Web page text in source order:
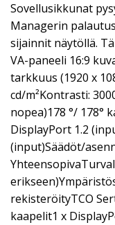
Sovellusikkunat
Managerin
sijainnit näytöllä.
VA-paneeli 16:9
tarkkuus (1920 x
cd/m²Kontrasti:
nopea)178 °/ 178°
DisplayPort 1.2
(input)Säädöt/
rekisteröityTCO
kaapelit1 x